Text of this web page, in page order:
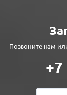
Позвоните нам
+7